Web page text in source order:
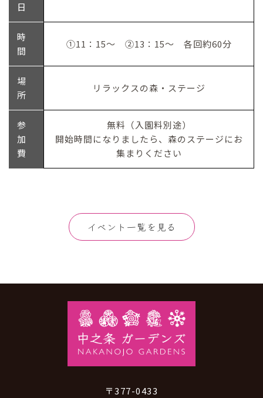
日
時
間
①11：15～ ②13：15～ 各回約60分
場
所
リラックスの森・ステージ
参
加
費
無料（入園料別途）
開始時間になりましたら、森のステージにお
集まりください
イベント一覧を見る
〒377-0433